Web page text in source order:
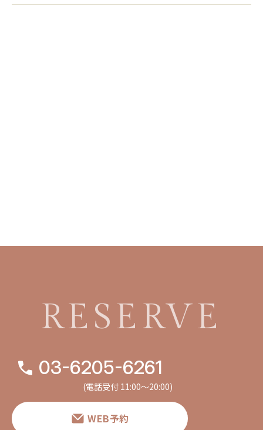
RESERVE
03-6205-6261
(電話受付 11:00〜20:00)
WEB予約